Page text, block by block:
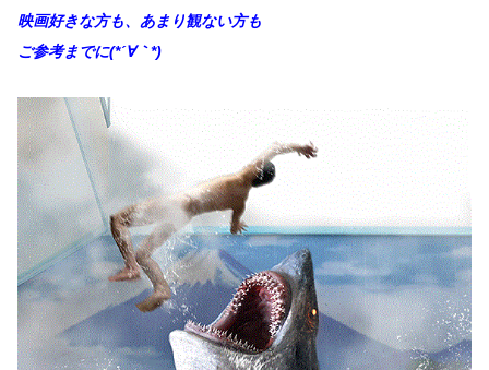
映画好きな方も、あまり観ない方も
ご参考までに(*´∀｀*)